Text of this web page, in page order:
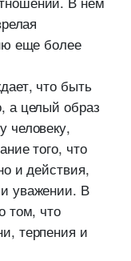
еще более
что быть
а целый образ
человеку,
того, что
и действия,
уважении. В
том, что
терпения и